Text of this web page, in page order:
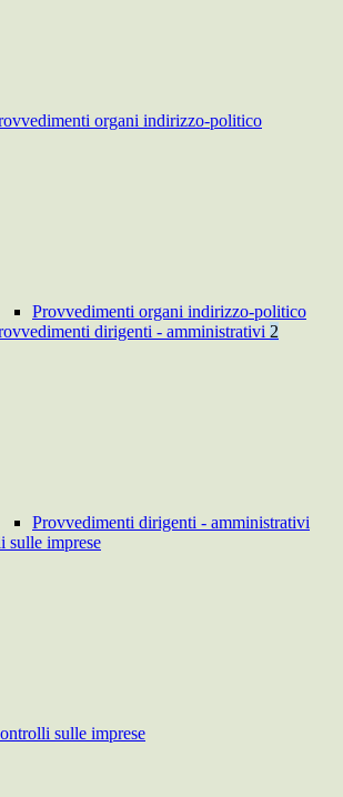
organi indirizzo-politico
Provvedimenti organi indirizzo-politico
dirigenti - amministrativi 2
Provvedimenti dirigenti - amministrativi
sulle imprese
sulle imprese